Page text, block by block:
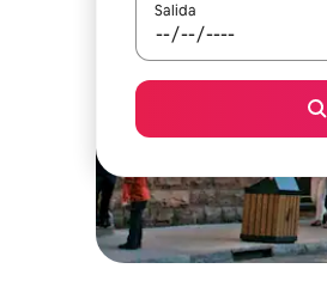
Salida